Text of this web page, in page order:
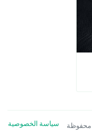
سياسة الخصوصية